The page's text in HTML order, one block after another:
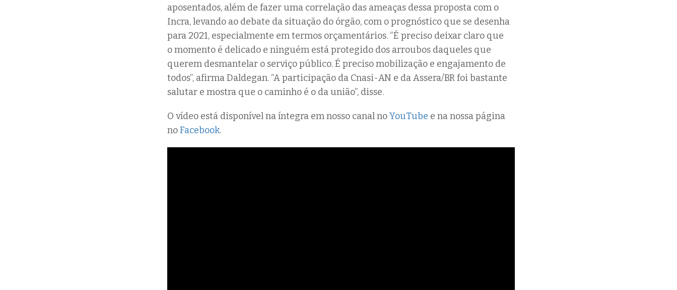
aposentados, além de fazer uma correlação das ameaças dessa proposta com o
Incra, levando ao debate da situação do órgão, com o prognóstico que se desenha
para 2021, especialmente em termos orçamentários. “É preciso deixar claro que
o momento é delicado e ninguém está protegido dos arroubos daqueles que
querem desmantelar o serviço público. É preciso mobilização e engajamento de
todos”, afirma Daldegan. “A participação da Cnasi-AN e da Assera/BR foi bastante
salutar e mostra que o caminho é o da união”, disse.
O vídeo está disponível na íntegra em nosso canal noYouTube e na nossa página
noFacebook.